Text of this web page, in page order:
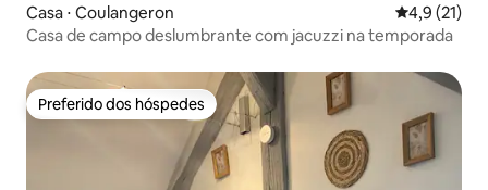
Casa ⋅ Coulangeron 4,9 de uma
4,9 (21)
Casa de campo deslumbrante com jacuzzi na temporada
Preferido dos hóspedes
Preferido dos hóspedes